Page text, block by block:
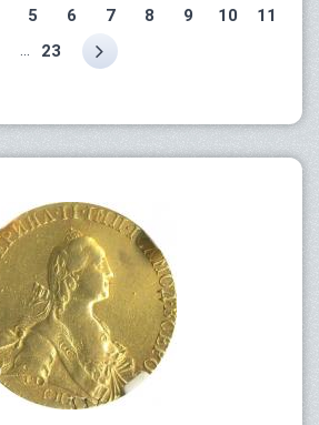
5 6 7 8 9 10 11
23